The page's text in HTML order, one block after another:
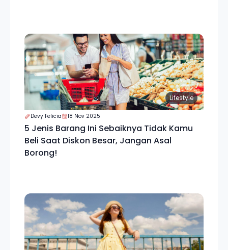
Lifestyle
Devy Felicia 18 Nov 2025
5 Jenis Barang Ini Sebaiknya Tidak Kamu
Beli Saat Diskon Besar, Jangan Asal
Borong!